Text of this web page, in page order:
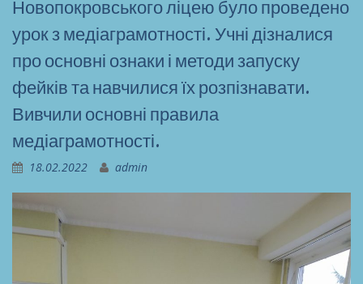
Новопокровського ліцею було проведено
урок з медіаграмотності. Учні дізналися
про основні ознаки і методи запуску
фейків та навчилися їх розпізнавати.
Вивчили основні правила
медіаграмотності.
18.02.2022 admin